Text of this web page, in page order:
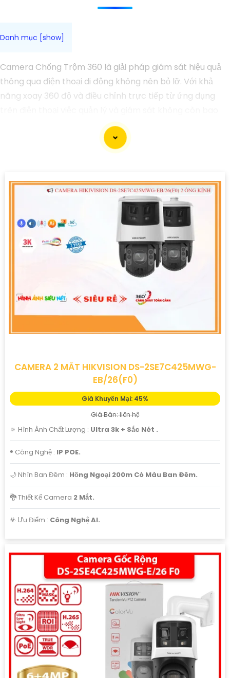
Camera Chống Trộm 360 là giải pháp giám sát hiệu quả
thông qua điện thoại di động không nên bỏ lỡ. Với khả
năng xoay 360 độ và điều chỉnh trực tiếp từ ứng dụng
Ứng dụng camera wifi 360 chống trộm không chỉ dành
cho gia đình mà còn phù hợp cho văn phòng, cửa hàng
CAMERA 2 MẮT HIKVISION DS-2SE7C425MWG-
EB/26(F0)
Giá Khuyến Mại: 45%
Giá Bán: liên hệ
🔅 Hình Ành Chất Lượng : Ultra 3k + Sắc Nét .
®️ Công Nghệ : IP POE.
🌙 Nhìn Ban Đêm : Hồng Ngoại 200m Có Màu Ban Ðêm.
🐉️ Thiết Kế Camera 2 Mắt.
️☣️ Ưu Điểm : Công Nghệ AI.